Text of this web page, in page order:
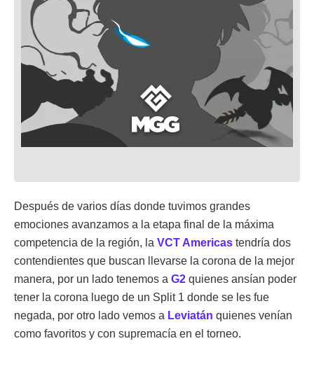
Después de varios días donde tuvimos grandes
emociones avanzamos a la etapa final de la máxima
competencia de la región, la VCT Americas tendría dos
contendientes que buscan llevarse la corona de la mejor
manera, por un lado tenemos a G2 quienes ansían poder
tener la corona luego de un Split 1 donde se les fue
negada, por otro lado vemos a Leviatán quienes venían
como favoritos y con supremacía en el torneo.